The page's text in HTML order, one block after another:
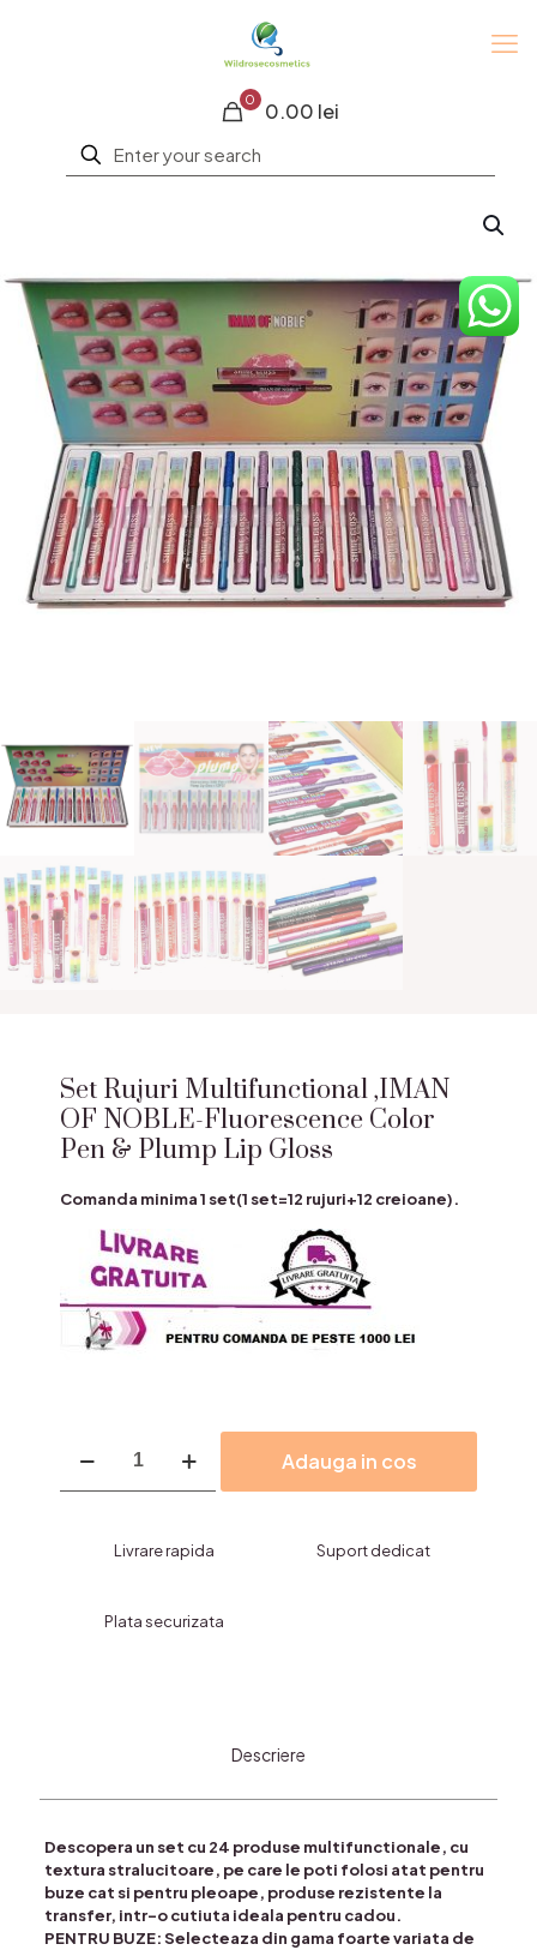
0 0.00 lei
Set Rujuri Multifunctional ,IMAN
OF NOBLE-Fluorescence Color
Pen & Plump Lip Gloss
Comanda minima 1 set(1 set=12 rujuri+12 creioane).
Set
Adauga in cos
Livrare rapida Suport dedicat
Plata securizata
Descriere
Descopera un set cu 24 produse multifunctionale, cu
textura stralucitoare, pe care le poti folosi atat pentru
buze cat si pentru pleoape, produse rezistente la
transfer, intr-o cutiuta ideala pentru cadou.
PENTRU BUZE: Selecteaza din gama foarte variata de